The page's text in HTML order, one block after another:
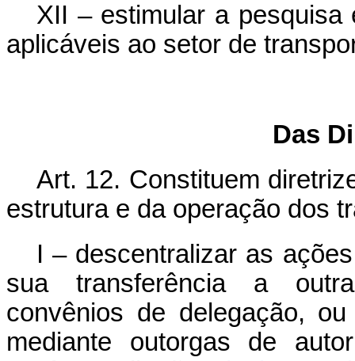
XII – estimular a pesquisa
aplicáveis ao setor de
Das
Art. 12. Constituem
estrutura e da operação dos
I – descentralizar as
sua transferência a
convênios de delegação,
mediante outorgas de